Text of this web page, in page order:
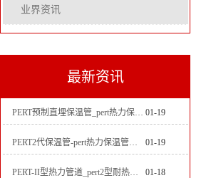
业界资讯
最新资讯
PERT预制直埋保温管_pert热力保温管生产厂家 01-19
PERT2代保温管-pert热力保温管生产厂家 01-19
PERT-II型热力管道_pert2型耐热聚乙烯管_埋地pert二代保温管生产厂家 01-18